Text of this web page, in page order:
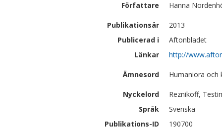
Författare Hanna
Publikationsår
2013
Publicerad i
Aftonbladet
Länkar
http://
Ämnesord Humaniora
Nyckelord
Reznikoff,
Språk
Svenska
Publikations-ID
190700